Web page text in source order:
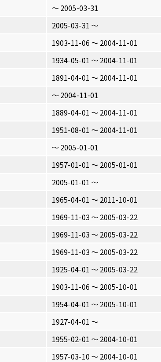
〜 2005-03-31
2005-03-31 〜
1903-11-06 〜 2004-11-01
1934-05-01 〜 2004-11-01
1891-04-01 〜 2004-11-01
〜 2004-11-01
1889-04-01 〜 2004-11-01
1951-08-01 〜 2004-11-01
〜 2005-01-01
1957-01-01 〜 2005-01-01
2005-01-01 〜
1965-04-01 〜 2011-10-01
1969-11-03 〜 2005-03-22
1969-11-03 〜 2005-03-22
1969-11-03 〜 2005-03-22
1925-04-01 〜 2005-03-22
1903-11-06 〜 2005-10-01
1954-04-01 〜 2005-10-01
1927-04-01 〜
1955-02-01 〜 2004-10-01
1957-03-10 〜 2004-10-01